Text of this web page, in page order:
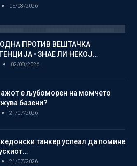
05/08/2026
ПРОТИВ ВЕШТАЧКА
• ЗНАЕ ЛИ НЕКОЈ…
02/08/2026
е љубоморен на момчето
базени?
21/07/2026
танкер успеал да помине
21/07/2026